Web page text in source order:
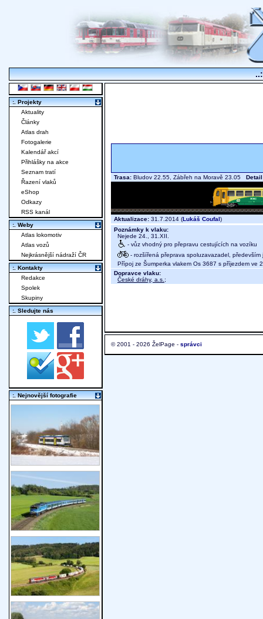
Trasa: Bludov 22.55, Zábřeh na Moravě 23.05
Aktualizace: 31.7.2014 (Lukáš Coufal)
Poznámky k vlaku:
Nejede 24., 31.XII.
- vůz vhodný pro přepravu cestujících na vozíku
- rozšířená přeprava spoluzavazadel, především
Přípoj ze Šumperka vlakem Os 3687 s příjezdem ve
Dopravce vlaku:
České dráhy, a.s. ;
© 2001 - 2026 ŽelPage - správci
:. Projekty
Aktuality
Články
Atlas drah
Fotogalerie
Kalendář akcí
Přihlášky na akce
Seznam tratí
Řazení vlaků
eShop
Odkazy
RSS kanál
:. Weby
Atlas lokomotiv
Atlas vozů
Nejkrásnější nádraží ČR
:. Kontakty
Redakce
Spolek
Skupiny
:. Sledujte nás
:. Nejnovější fotografie